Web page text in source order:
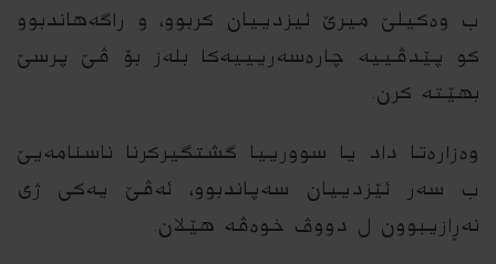
ب وەکیلێ میرێ ئیزدییان کربوو، و راگەهاندبوو
کو پێدڤییە چارەسەریییەکا بلەز بۆ ڤێ پرسێ
بهێتە کرن.
وەزارەتا داد یا سوورییا گشتگیركرنا ناسنامەیێ
ب سەر ئێزدییان سەپاندبوو، ئەڤێ یەکی ژی
نەڕازیبوون ل دووڤ خوه‌ڤە هێلان.